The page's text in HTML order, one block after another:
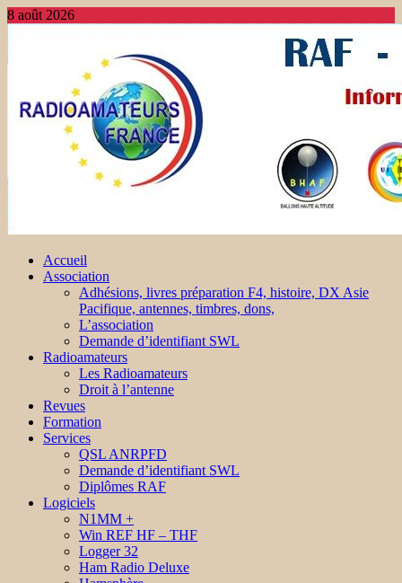
8 août 2026
Accueil
Association
Adhésions, livres préparation F4, histoire, DX Asie
Pacifique, antennes, timbres, dons,
L’association
Demande d’identifiant SWL
Radioamateurs
Les Radioamateurs
Droit à l’antenne
Revues
Formation
Services
QSL ANRPFD
Demande d’identifiant SWL
Diplômes RAF
Logiciels
N1MM +
Win REF HF – THF
Logger 32
Ham Radio Deluxe